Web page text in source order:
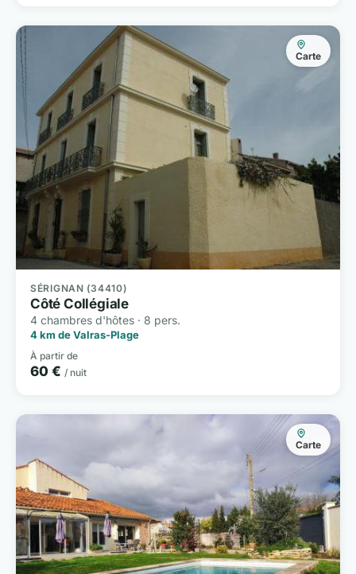
Carte
SÉRIGNAN (34410)
Côté Collégiale
4 chambres d'hôtes · 8 pers.
4 km de Valras-Plage
À partir de
60 € / nuit
Carte